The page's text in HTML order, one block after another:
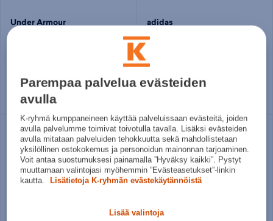
Under Armour
Charged Commit Tr 5 - miesten treenikengät
30pv alin hinta: 79,95€
Useita kokoja
adidas
30pv alin hinta: 89,95€
Parempaa palvelua evästeiden
avulla
K-ryhmä kumppaneineen käyttää palveluissaan evästeitä, joiden
avulla palvelumme toimivat toivotulla tavalla. Lisäksi evästeiden
avulla mitataan palveluiden tehokkuutta sekä mahdollistetaan
yksilöllinen ostokokemus ja personoidun mainonnan tarjoaminen.
Voit antaa suostumuksesi painamalla ”Hyväksy kaikki”. Pystyt
muuttamaan valintojasi myöhemmin ”Evästeasetukset”-linkin
kautta.
Lisätietoja K-ryhmän evästekäytännöistä
Lisää valintoja